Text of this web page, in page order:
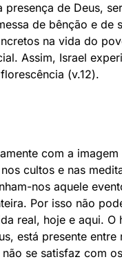
de Deus,
de bênção e
na vida do
Assim, Israel
(v.12).
com a
cultos e nas
nos aquele
Por isso não
real, hoje e aqui.
está presente
se satisfaz com